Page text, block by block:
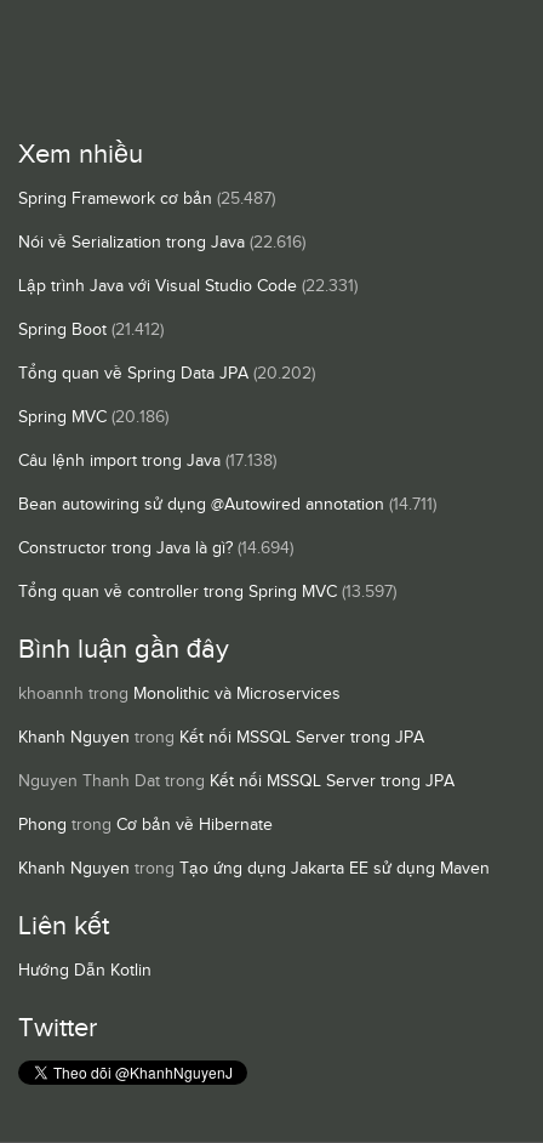
Xem nhiều
Spring Framework cơ bản (25.487)
Nói về Serialization trong Java (22.616)
Lập trình Java với Visual Studio Code (22.331)
Spring Boot (21.412)
Tổng quan về Spring Data JPA (20.202)
Spring MVC (20.186)
Câu lệnh import trong Java (17.138)
Bean autowiring sử dụng @Autowired annotation (14.711)
Constructor trong Java là gì? (14.694)
Tổng quan về controller trong Spring MVC (13.597)
Bình luận gần đây
khoannh trong Monolithic và Microservices
Khanh Nguyen trong Kết nối MSSQL Server trong JPA
Nguyen Thanh Dat trong Kết nối MSSQL Server trong JPA
Phong trong Cơ bản về Hibernate
Khanh Nguyen trong Tạo ứng dụng Jakarta EE sử dụng Maven
Liên kết
Hướng Dẫn Kotlin
Twitter